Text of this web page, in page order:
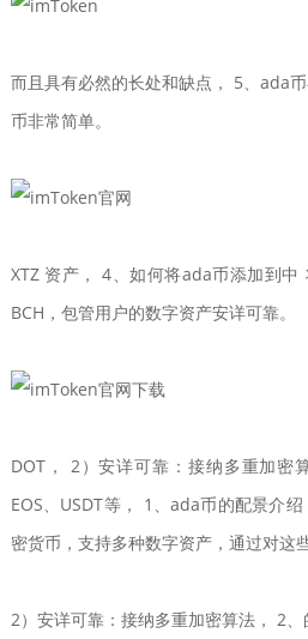
而且具有必然的长处和缺点， 5、ada
币非常简单。
XTZ 资产， 4、如何将ada币添加到中
BCH，包管用户的数字资产安详可靠。
DOT， 2）安详可靠：接纳多重加密
EOS、USDT等， 1、ada币的配景介
密货币，支持多种数字资产，通过对这
2）安详可靠：接纳多重加密算法， 2